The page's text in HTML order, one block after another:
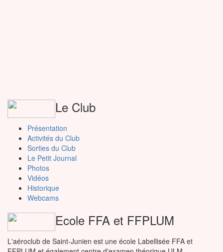
Le Club
Présentation
Activités du Club
Sorties du Club
Le Petit Journal
Photos
Vidéos
Historique
Webcams
Ecole FFA et FFPLUM
L'aéroclub de Saint-Junien est une école Labellisée FFA et